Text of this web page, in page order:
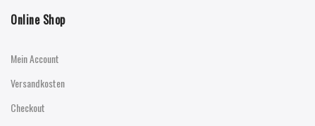
Online Shop
Mein Account
Versandkosten
Checkout